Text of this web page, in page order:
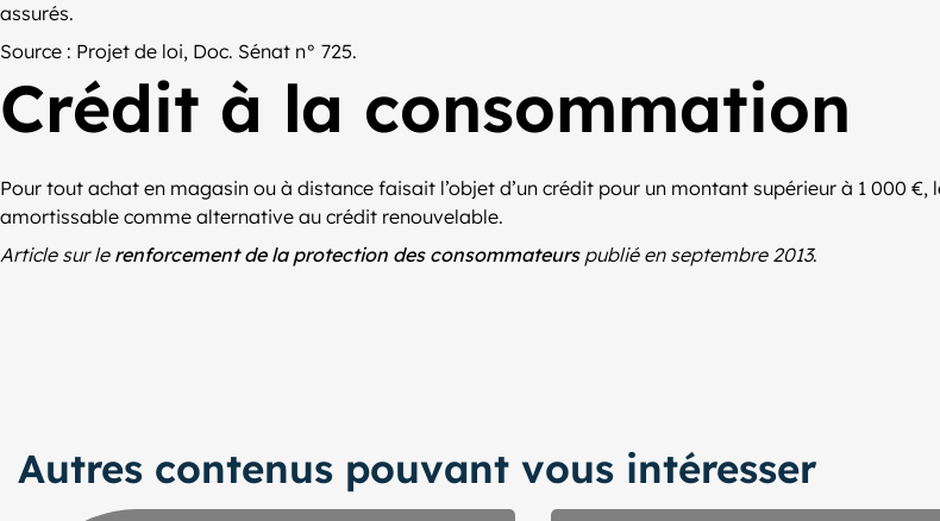
assurés.
Source : Projet de loi, Doc. Sénat n° 725.
Crédit à la consommation
Pour tout achat en magasin ou à distance faisait l’objet d’un crédit pour un montant supérieur à 1 000
amortissable comme alternative au crédit renouvelable.
Article sur le renforcement de la protection des consommateurspublié en septembre 2013.
Autres contenus pouvant vous intéresser